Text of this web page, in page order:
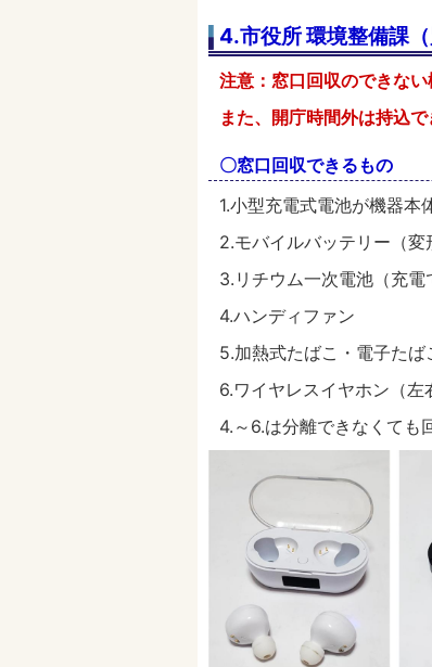
4.市役所 環境整備課
注意：窓口回収のできな
また、開庁時間外は持込で
〇窓口回収できるもの
1.小型充電式電池が機器本
2.モバイルバッテリー（変
3.リチウム一次電池（充
4.ハンディファン
5.加熱式たばこ・電子たば
6.ワイヤレスイヤホン（左
4.～6.は分離できなくても